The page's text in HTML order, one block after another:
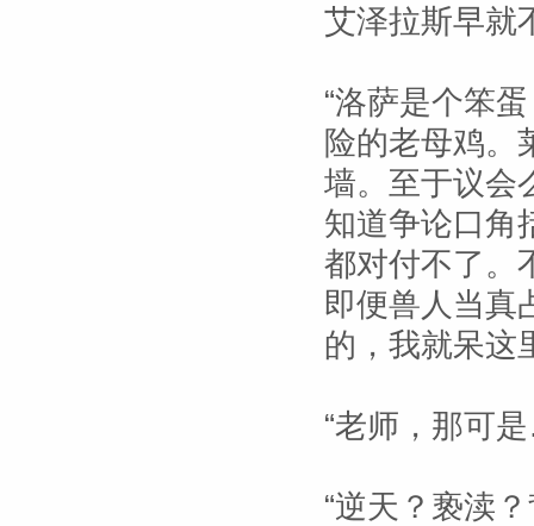
艾泽拉斯早
“洛萨是个笨
险的老母鸡。
墙。至于议会
知道争论口角
都对付不了。
即便兽人当真
的，我就呆这
“老师，那可
“逆天？亵渎